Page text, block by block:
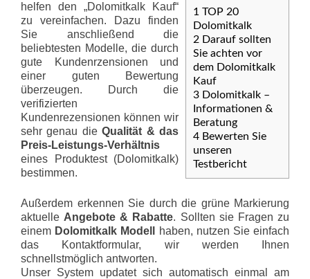
1 TOP 20
Dolomitkalk
2 Darauf sollten
Sie achten vor
dem Dolomitkalk
Kauf
3 Dolomitkalk –
Informationen &
Beratung
4 Bewerten Sie
unseren
Testbericht
helfen den „Dolomitkalk Kauf“
zu vereinfachen. Dazu finden
Sie anschließend die
beliebtesten Modelle, die durch
gute Kundenrzensionen und
einer guten Bewertung
überzeugen. Durch die
verifizierten
Kundenrezensionen können wir
sehr genau dieQualität & das
Preis-Leis­tungs-Ver­hält­nis
eines Produktest (Dolomitkalk)
bestimmen.
Außerdem erkennen Sie durch die grüne Markierung
aktuelle Angebote & Rabatte. Sollten sie Fragen zu
einem Dolomitkalk Modell
haben, nutzen Sie einfach
das Kontaktformular, wir werden Ihnen
schnellstmöglich antworten.
Unser System updatet sich automatisch einmal am